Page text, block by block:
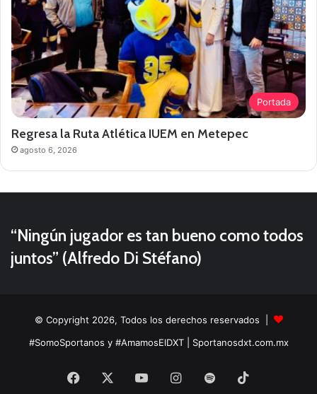
Portada
Regresa la Ruta Atlética IUEM en Metepec
agosto 6, 2026
“Ningún jugador es tan bueno como todos
juntos” (Alfredo Di Stéfano)
© Copyright 2026, Todos los derechos reservados |
#SomoSportanos y #AmamosElDXT| Sportanosdxt.com.mx
Facebook YouTubeInstagram
Spotify